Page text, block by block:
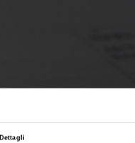
Dettagli